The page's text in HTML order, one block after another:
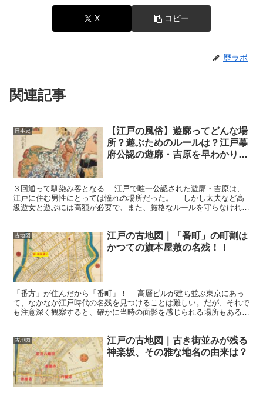
X コピー
歴ラボ
関連記事
日本史
【江戸の風俗】遊廓ってどんな場
所？遊ぶためのルールは？江戸幕
府公認の遊廓・吉原を早わかり！
３回通って馴染み客となる 江戸で唯一公認された遊廓・吉原は、
江戸に住む男性にとっては憧れの場所だった。 しかし太夫など高
級遊女と遊ぶには高額が必要で、また、厳格なルールを守らなければ
古地図
江戸の古地図｜「番町」の町割は
かつての旗本屋敷の名残！！
「番方」が住んだから「番町」！ 高層ビルが建ち並ぶ東京にあっ
て、なかなか江戸時代の名残を見つけることは難しい。だが、それで
も注意深く観察すると、確かに当時の面影を感じられる場所もある。
古地図
江戸の古地図｜古き街並みが残る
神楽坂、その雅な地名の由来は？